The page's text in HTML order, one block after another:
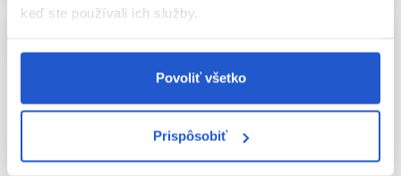
keď ste používali ich služby.
Povoliť všetko
Prispôsobiť